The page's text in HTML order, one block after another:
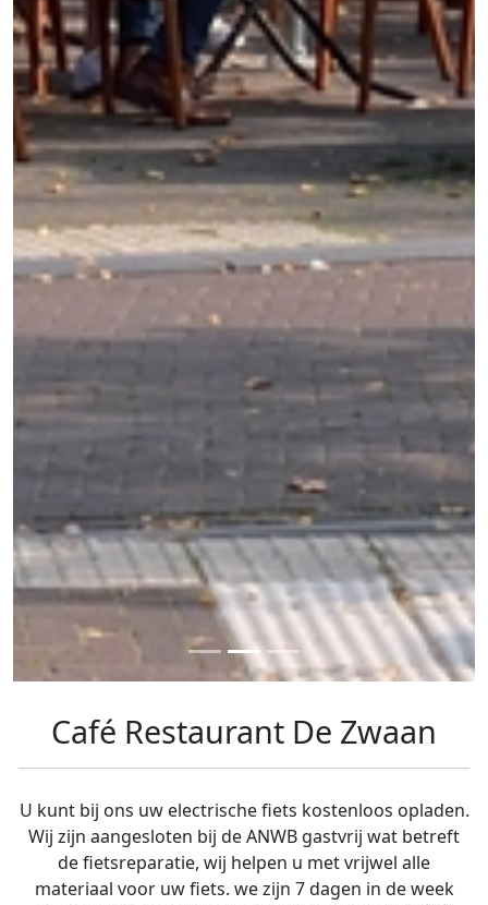
Café Restaurant De Zwaan
U kunt bij ons uw electrische fiets kostenloos opladen.
Wij zijn aangesloten bij de ANWB gastvrij wat betreft
de fietsreparatie, wij helpen u met vrijwel alle
materiaal voor uw fiets. we zijn 7 dagen in de week